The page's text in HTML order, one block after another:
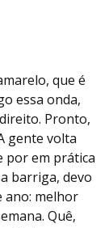
que é
essa onda,
Pronto,
gente volta
por em prática
barriga, devo
ano: melhor
Quê,